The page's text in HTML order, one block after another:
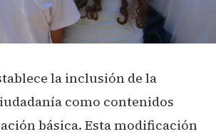
la inclusión de la
como contenidos
básica. Esta modificación